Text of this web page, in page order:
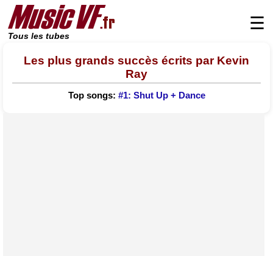
Tous les tubes
☰
Les plus grands succès écrits par Kevin
Ray
Top songs: #1: Shut Up + Dance